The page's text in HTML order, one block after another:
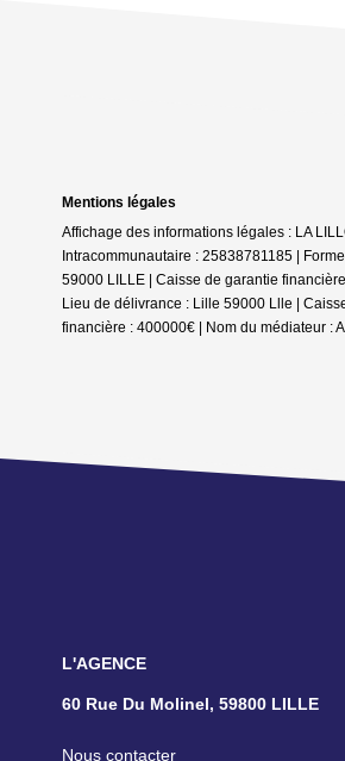
Mentions légales
Affichage des informations légales : LA
Intracommunautaire : 25838781185 |
59000 LILLE | Caisse de garantie
Lieu de délivrance : Lille 59000 Llle |
financière : 400000€ | Nom du médiateur :
L'AGENCE
60 Rue Du Molinel, 59800 LILLE
Nous contacter